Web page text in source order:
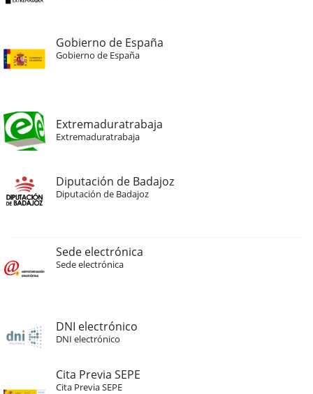
Gobierno de España
Gobierno de España
Extremaduratrabaja
Extremaduratrabaja
Diputación de Badajoz
Diputación de Badajoz
Sede electrónica
Sede electrónica
DNI electrónico
DNI electrónico
Cita Previa SEPE
Cita Previa SEPE